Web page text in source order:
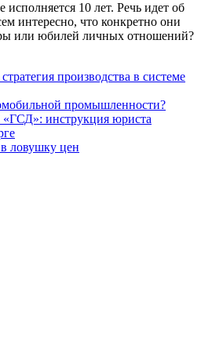
10 лет. Речь идет об
интересно, что конкретно они
или юбилей личных отношений?
производства в системе
промышленности?
инструкция юриста
ловушку цен